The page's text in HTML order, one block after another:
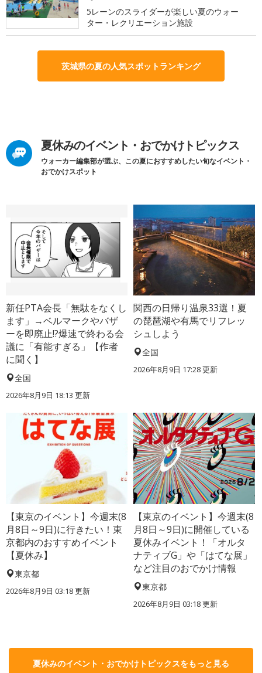
5レーンのスライダーが楽しい夏のウォー
ター・レクリエーション施設
茨城県の夏の人気スポットランキング
夏休みのイベント・おでかけトピックス
ウォーカー編集部が選ぶ、この夏におすすめしたい旬なイベント・
おでかけスポット
新任PTA会長「無駄をなくし
ます」→ベルマークやバザ
ーを即廃止!?爆速で終わる会
議に「有能すぎる」【作者
に聞く】
全国
2026年8月9日 18:13 更新
関西の日帰り温泉33選！夏
の琵琶湖や有馬でリフレッ
シュしよう
全国
2026年8月9日 17:28更新
【東京のイベント】今週末(8
月8日～9日)に行きたい！東
京都内のおすすめイベント
【夏休み】
東京都
2026年8月9日 03:18更新
【東京のイベント】今週末(8
月8日～9日)に開催している
夏休みイベント！「オルタ
ナティブG」や「はてな展」
など注目のおでかけ情報
東京都
2026年8月9日 03:18更新
夏休みのイベント・おでかけトピックスをもっと見る